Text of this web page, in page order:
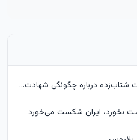
خانواده شهید لاریجانی: از اظهارات شتاب‌زده درباره چگونگی شهادت اجتناب کنید
بخورد، ایران شکست می‌خورد